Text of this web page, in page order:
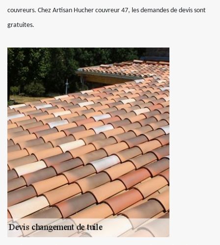
couvreurs. Chez Artisan Hucher couvreur 47, les demandes de devis sont
gratuites.